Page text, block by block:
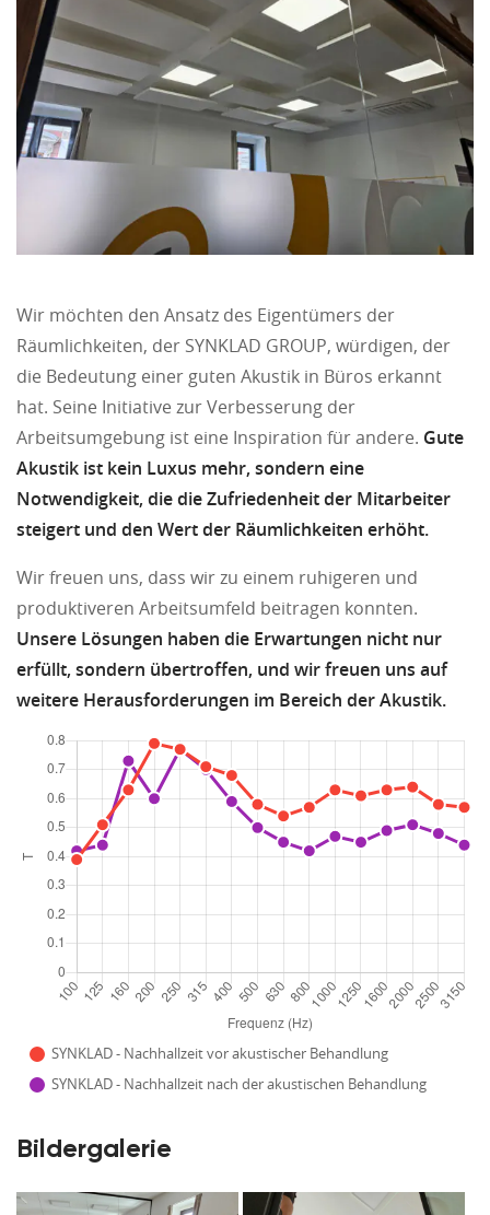
Wir möchten den Ansatz des Eigentümers der
Räumlichkeiten, der SYNKLAD GROUP, würdigen, der
die Bedeutung einer guten Akustik in Büros erkannt
hat. Seine Initiative zur Verbesserung der
Arbeitsumgebung ist eine Inspiration für andere. Gute
Akustik ist kein Luxus mehr, sondern eine
Notwendigkeit, die die Zufriedenheit der Mitarbeiter
steigert und den Wert der Räumlichkeiten erhöht.
Wir freuen uns, dass wir zu einem ruhigeren und
produktiveren Arbeitsumfeld beitragen konnten.
Unsere Lösungen haben die Erwartungen nicht nur
erfüllt, sondern übertroffen, und wir freuen uns auf
weitere Herausforderungen im Bereich der Akustik.
SYNKLAD - Nachhallzeit vor akustischer Behandlung
SYNKLAD - Nachhallzeit nach der akustischen Behandlung
Bildergalerie